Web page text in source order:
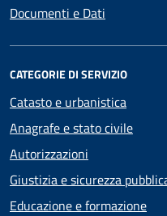
Documenti e Dati
CATEGORIE DI SERVIZIO
Catasto e urbanistica
Anagrafe e stato civile
Autorizzazioni
Giustizia e sicurezza
Educazione e formazione